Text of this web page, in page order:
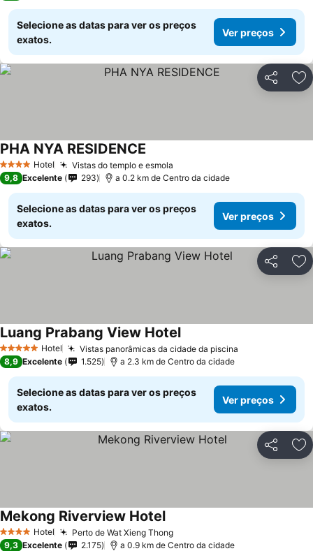
Selecione as datas para ver os preços
exatos.
Ver preços
Partilhar
4 EstrelasHotel Vistas do templo e esmola
PHA NYA RESIDENCE
9,8 Excelente 293 a 0.2 km de Centro da cidade
Selecione as datas para ver os preços
exatos.
Ver preços
Partilhar
5 Estrelas Hotel Vistas panorâmicas da cidade da piscina
Luang Prabang View HotelVer preços
8,9 Excelente 1.525 a 2.3 km de Centro da cidade
Selecione as datas para ver os preços
exatos.
Ver preços
Partilhar
4 EstrelasHotel Perto de Wat Xieng ThongVer preços
Mekong Riverview HotelVer preços
9,3 Excelente 2.175 a 0.9 km de Centro da cidade